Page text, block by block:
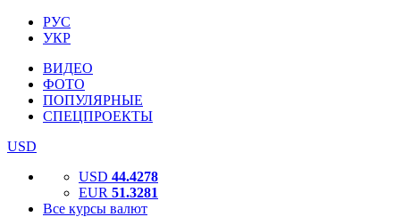
РУС
УКР
ВИДЕО
ФОТО
ПОПУЛЯРНЫЕ
СПЕЦПРОЕКТЫ
USD
USD 44.4278
EUR 51.3281
Все курсы валют